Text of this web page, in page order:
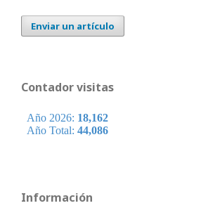
Enviar un artículo
Contador visitas
Información